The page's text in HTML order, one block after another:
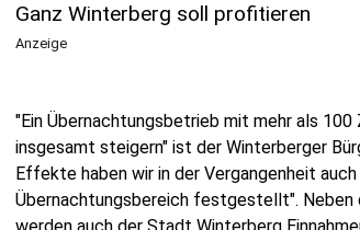
Ganz Winterberg soll profitieren
Anzeige
"Ein Übernachtungsbetrieb mit mehr als
insgesamt steigern" ist der Winterberger
Effekte haben wir in der Vergangenheit
Übernachtungsbereich festgestellt". Neben